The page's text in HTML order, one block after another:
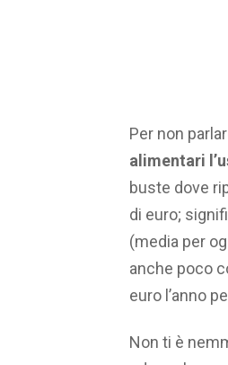
Per non
alimentari
buste dove
di euro;
(media per
anche poco
euro l’anno
Non ti è